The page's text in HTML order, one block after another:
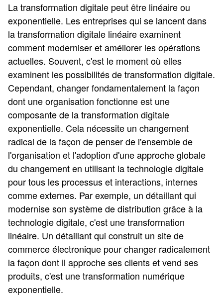
La transformation digitale peut être linéaire ou
exponentielle. Les entreprises qui se lancent dans
la transformation digitale linéaire examinent
comment moderniser et améliorer les opérations
actuelles. Souvent, c'est le moment où elles
examinent les possibilités de transformation digitale.
Cependant, changer fondamentalement la façon
dont une organisation fonctionne est une
composante de la transformation digitale
exponentielle. Cela nécessite un changement
radical de la façon de penser de l'ensemble de
l'organisation et l'adoption d'une approche globale
du changement en utilisant la technologie digitale
pour tous les processus et interactions, internes
comme externes. Par exemple, un détaillant qui
modernise son système de distribution grâce à la
technologie digitale, c'est une transformation
linéaire. Un détaillant qui construit un site de
commerce électronique pour changer radicalement
la façon dont il approche ses clients et vend ses
produits, c'est une transformation numérique
exponentielle.